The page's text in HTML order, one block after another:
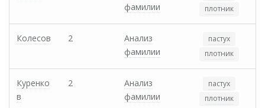
фамилии
плотник
Колесов 2
Анализ
фамилии
пастух
плотник
Куренко
в
2
Анализ
фамилии
пастух
плотник